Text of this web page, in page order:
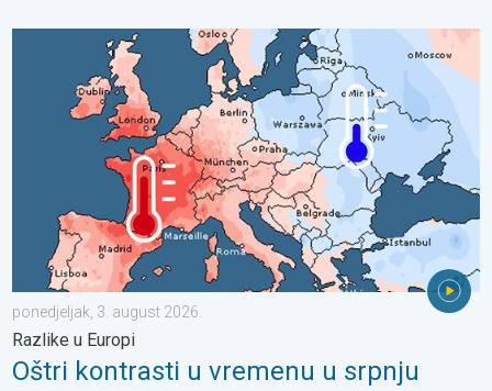
Oštri kontrasti u vremenu u srpnju. Razlike u Europi. . .
ponedjeljak, 3. august 2026.
Razlike u Europi
Oštri kontrasti u vremenu u srpnju